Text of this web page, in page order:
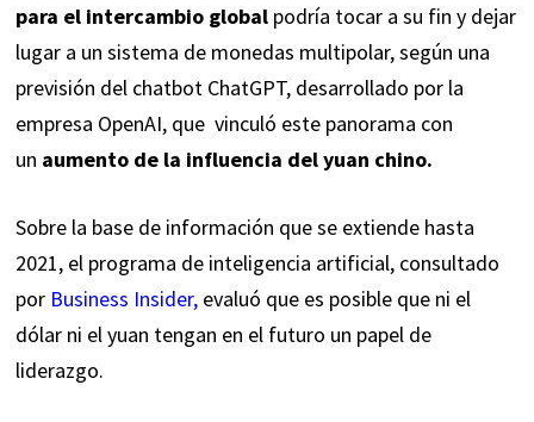
para el intercambio globalpodría tocar a su fin y dejar
lugar a un sistema de monedas multipolar, según una
previsión del chatbot ChatGPT, desarrollado por la
empresa OpenAI, que vinculó este panorama con
un aumento de la influencia del yuan chino.
Sobre la base de información que se extiende hasta
2021, el programa de inteligencia artificial, consultado
por Business Insider,evaluó que es posible que ni el
dólar ni el yuan tengan en el futuro un papel de
liderazgo.